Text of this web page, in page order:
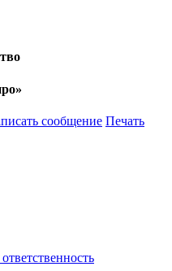
сообщение Печать